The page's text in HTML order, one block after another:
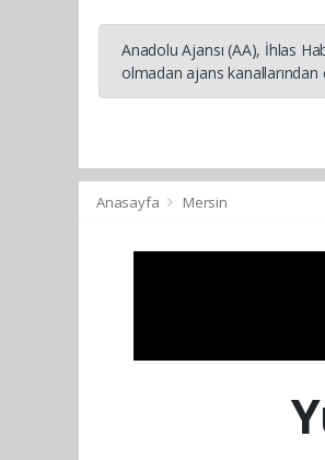
Anadolu Ajansı (AA), İhlas
olmadan ajans
Anasayfa Mersin